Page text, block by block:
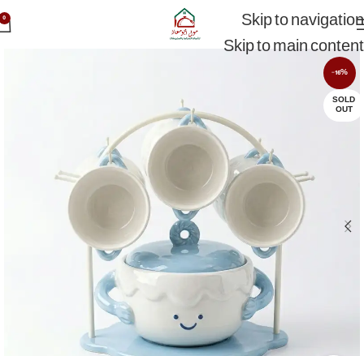
Skip to navigation
Skip to main content
0
-16%
SOLD
OUT